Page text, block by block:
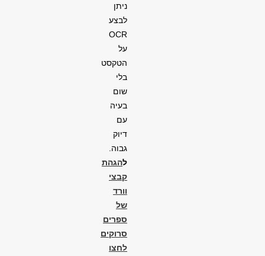
ניתן
לבצע
OCR
על
הטקסט
בלי
שום
בעיה
עם
דיוק
גבוה
להגהת
קבצי
וורד
של
ספרים
סרוקים
לחצו